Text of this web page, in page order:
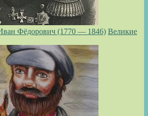
Фёдорович (1770 — 1846) Великие